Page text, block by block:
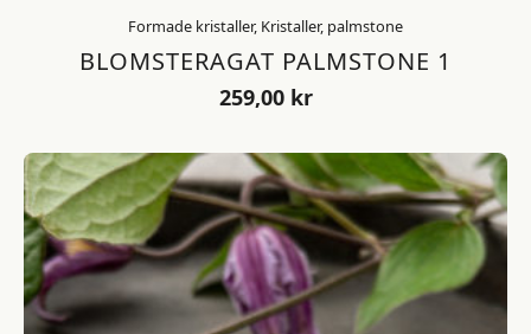
Formade kristaller, Kristaller, palmstone
BLOMSTERAGAT PALMSTONE 1
259,00 kr